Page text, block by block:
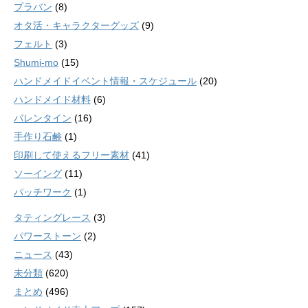
プラバン (8)
オタ活・キャラクターグッズ (9)
フェルト (3)
Shumi-mo (15)
ハンドメイドイベント情報・スケジュール (20)
ハンドメイド材料 (6)
バレンタイン (16)
手作り石鹸 (1)
印刷して使えるフリー素材 (41)
ソーイング (11)
パッチワーク (1)
タティングレース (3)
パワーストーン (2)
ニュース (43)
未分類 (620)
まとめ (496)